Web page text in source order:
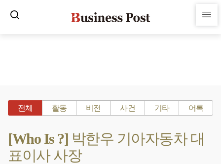
전체 활동 비전 사건 기타 어록
[Who Is ?] 박한우 기아자동차 대
표이사 사장